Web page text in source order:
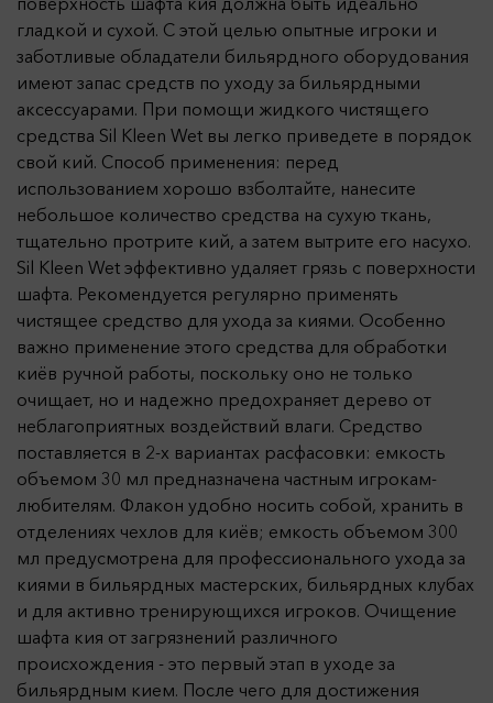
гладкой и сухой. С этой целью опытные игроки и
заботливые обладатели бильярдного оборудования
имеют запас средств по уходу за бильярдными
аксессуарами. При помощи жидкого чистящего
средства Sil Kleen Wet вы легко приведете в порядок
свой кий. Способ применения: перед
использованием хорошо взболтайте, нанесите
небольшое количество средства на сухую ткань,
тщательно протрите кий, а затем вытрите его насухо.
Sil Kleen Wet эффективно удаляет грязь с поверхности
шафта. Рекомендуется регулярно применять
чистящее средство для ухода за киями. Особенно
важно применение этого средства для обработки
киёв ручной работы, поскольку оно не только
очищает, но и надежно предохраняет дерево от
неблагоприятных воздействий влаги. Средство
поставляется в 2-х вариантах расфасовки: емкость
объемом 30 мл предназначена частным игрокам-
любителям. Флакон удобно носить собой, хранить в
отделениях чехлов для киёв; емкость объемом 300
мл предусмотрена для профессионального ухода за
киями в бильярдных мастерских, бильярдных клубах
и для активно тренирующихся игроков. Очищение
шафта кия от загрязнений различного
происхождения - это первый этап в уходе за
бильярдным кием. После чего для достижения